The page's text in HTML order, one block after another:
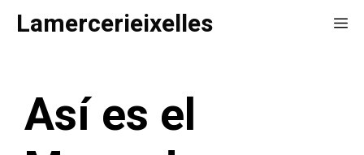
SaltarLamercerieixelles
Así es el